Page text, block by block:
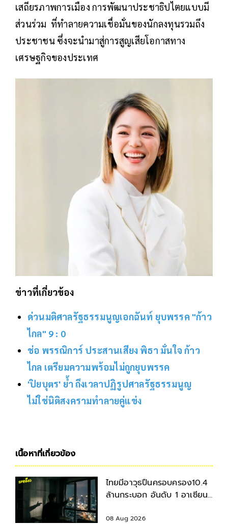
เสถียรภาพการเมือง การพัฒนาประชาธิปไตยแบบมี
ส่วนร่วม ที่ทำลายความเชื่อมั่นของนักลงทุนรวมถึง
ประชาชน ซึ่งจะนำมาสู่การสูญเสียโอกาสทาง
เศรษฐกิจของประเทศ
ข่าวที่เกี่ยวข้อง
ด่วนมติศาลรัฐธรรมนูญเอกฉันท์ ยุบพรรค "ก้าว
ไกล" 9 : 0
ช่อ พรรณิการ์ ประสานเสียง พิธา มั่นใจ ก้าว
ไกล เตรียมความพร้อมไม่ถูกยุบพรรค
'ปิยบุตร' ย้ำ ถึงเวลาปฏิรูปศาลรัฐธรรมนูญ
ไม่ใช่นิติสงครามทำลายคู่แข่ง
เนื้อหาที่เกี่ยวข้อง
ไทยมีอาวุธปืนครอบครอง10.4
ล้านกระบอก อันดับ 1 อาเซียน
08 Aug 2026